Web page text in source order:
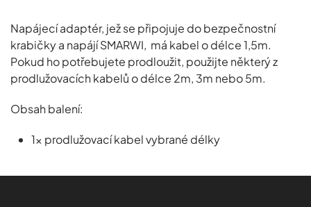
Napájecí adaptér, jež se připojuje do bezpečnostní
krabičky a napájí SMARWI, má kabel o délce 1,5m.
Pokud ho potřebujete prodloužit, použijte některý z
prodlužovacích kabelů o délce 2m, 3m nebo 5m.
Obsah balení:
1x prodlužovací kabel vybrané délky